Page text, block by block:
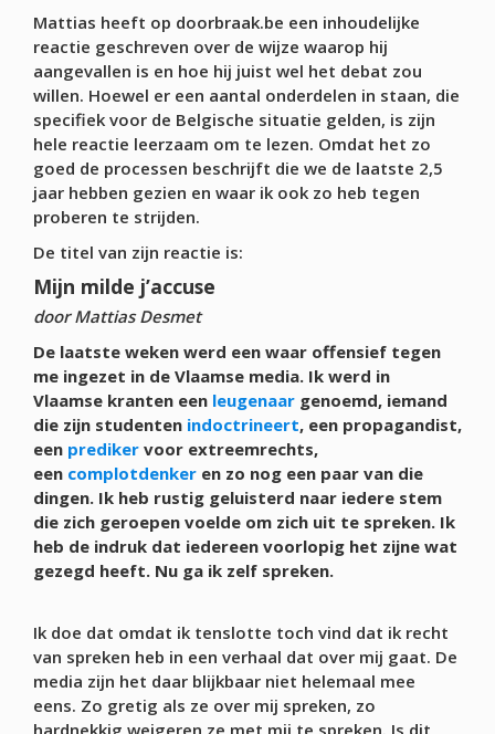
Mattias heeft op doorbraak.be een inhoudelijke
reactie geschreven over de wijze waarop hij
aangevallen is en hoe hij juist wel het debat zou
willen. Hoewel er een aantal onderdelen in staan, die
specifiek voor de Belgische situatie gelden, is zijn
hele reactie leerzaam om te lezen. Omdat het zo
goed de processen beschrijft die we de laatste 2,5
jaar hebben gezien en waar ik ook zo heb tegen
proberen te strijden.
De titel van zijn reactie is:
Mijn milde j’accuse
door Mattias Desmet
De laatste weken werd een waar offensief tegen
me ingezet in de Vlaamse media. Ik werd in
Vlaamse kranten een leugenaar genoemd, iemand
die zijn studenten indoctrineert, een propagandist,
een prediker voor extreemrechts,
een complotdenker en zo nog een paar van die
dingen. Ik heb rustig geluisterd naar iedere stem
die zich geroepen voelde om zich uit te spreken. Ik
heb de indruk dat iedereen voorlopig het zijne wat
gezegd heeft. Nu ga ik zelf spreken.
Ik doe dat omdat ik tenslotte toch vind dat ik recht
van spreken heb in een verhaal dat over mij gaat. De
media zijn het daar blijkbaar niet helemaal mee
eens. Zo gretig als ze over mij spreken, zo